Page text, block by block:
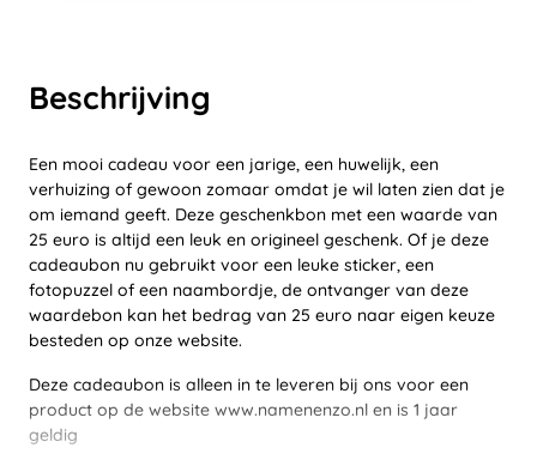
Beschrijving
Een mooi cadeau voor een jarige, een huwelijk, een
verhuizing of gewoon zomaar omdat je wil laten zien dat je
om iemand geeft. Deze geschenkbon met een waarde van
25 euro is altijd een leuk en origineel geschenk. Of je deze
cadeaubon nu gebruikt voor een leuke sticker, een
fotopuzzel of een naambordje, de ontvanger van deze
waardebon kan het bedrag van 25 euro naar eigen keuze
besteden op onze website.
Deze cadeaubon is alleen in te leveren bij ons voor een
product op de website www.namenenzo.nl en is 1 jaar
geldig